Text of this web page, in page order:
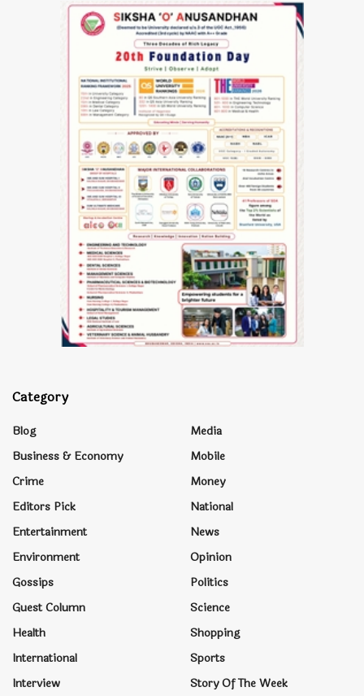
Category
Blog
Business & Economy
Crime
Editors Pick
Entertainment
Environment
Gossips
Guest Column
Health
International
Interview
Media
Mobile
Money
National
News
Opinion
Politics
Science
Shopping
Sports
Story Of The Week